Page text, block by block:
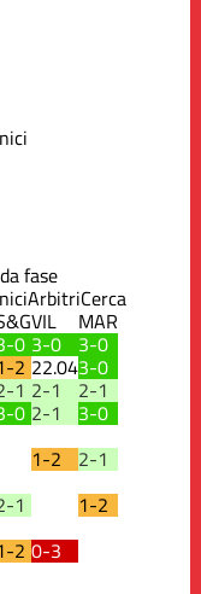
fase
ArbitriCerca
VIL MAR
0 3-0 3-0
2 22.043-0
1 2-1 2-1
0 2-1
3-0
1-2
2-1
1
1-2
2 0-3